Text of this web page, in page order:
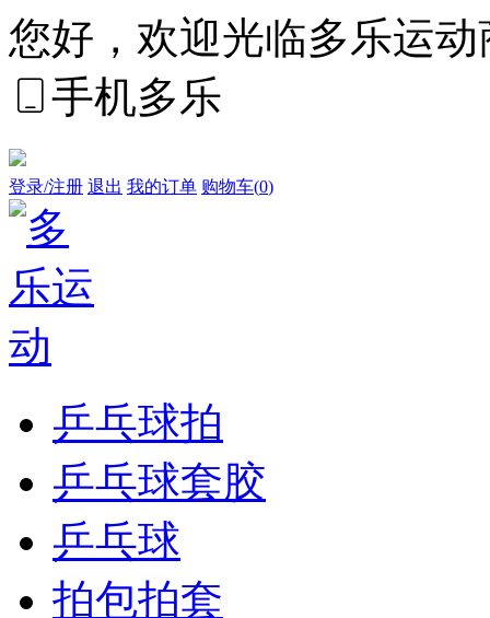
您好，欢迎光临多乐运动
手机多乐
登录/注册 退出 我的订单 购物车(0)
乒乓球拍
乒乓球套胶
乒乓球
拍包拍套